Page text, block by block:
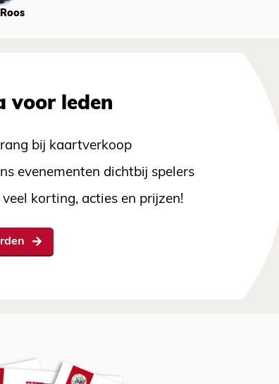
voor leden
bij kaartverkoop
evenementen dichtbij spelers
veel korting, acties en prijzen!